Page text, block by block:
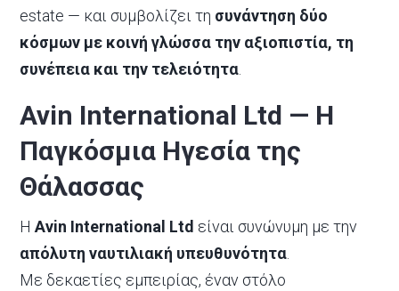
estate — και συμβολίζει τη συνάντηση δύο
κόσμων με κοινή γλώσσα την αξιοπιστία, τη
συνέπεια και την τελειότητα.
Avin International Ltd — Η
Παγκόσμια Ηγεσία της
Θάλασσας
ΗAvin International Ltd είναι συνώνυμη με την
απόλυτη ναυτιλιακή υπευθυνότητα.
Με δεκαετίες εμπειρίας, έναν στόλο